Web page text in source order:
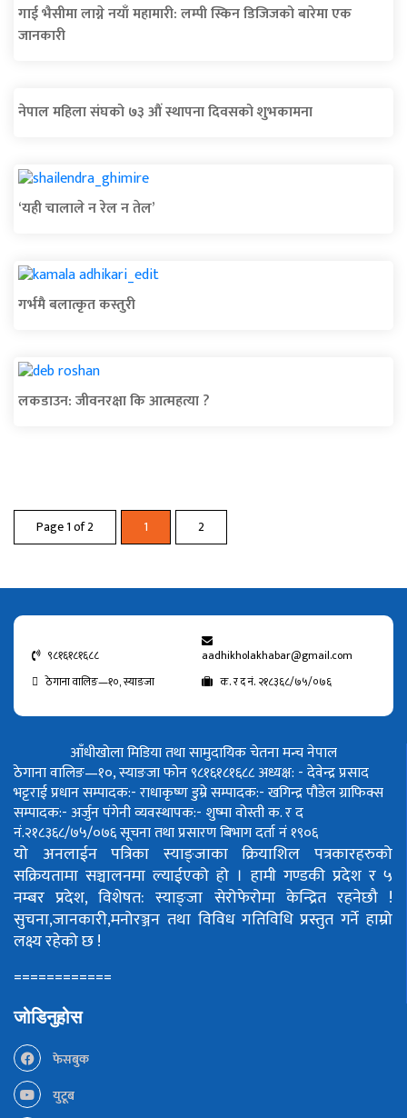
गाई भैसीमा लाग्ने नयाँ महामारी: लम्पी स्किन डिजिजको बारेमा एक
जानकारी
नेपाल महिला संघको ७३ औं स्थापना दिवसको शुभकामना
‘यही चालाले न रेल न तेल’
गर्भमै बलात्कृत कस्तुरी
लकडाउन: जीवनरक्षा कि आत्महत्या ?
Page 1 of 2 1 2
९८१६१८१६८८
aadhikholakhabar@gmail.com
ठेगाना वालिङ—१०, स्याङजा
क. र द नं. २१८३६८/७५/०७६
आँधीखोला मिडिया तथा सामुदायिक चेतना मन्च नेपाल
ठेगाना वालिङ—१०, स्याङजा फोन ९८१६१८१६८८अध्यक्ष: - देवेन्द्र प्रसाद
भट्टराईप्रधान सम्पादक:- राधाकृष्ण डुम्रेसम्पादक:- खगिन्द्र पौडेलग्राफिक्स
सम्पादक:- अर्जुन पंगेनीव्यवस्थापक:- शुष्मा वोस्तीक. र द
नं.२१८३६८/७५/०७६सूचना तथा प्रसारण बिभाग दर्ता नं १९०६
यो अनलाईन पत्रिका स्याङ्जाका क्रियाशिल पत्रकारहरुको
सक्रियतामा सञ्चालनमा ल्याईएको हो । हामी गण्डकी प्रदेश र ५
नम्बर प्रदेश, विशेषत: स्याङ्जा सेरोफेरोमा केन्द्रित रहनेछौ !
सुचना,जानकारी,मनोरञ्जन तथा विविध गतिविधि प्रस्तुत गर्ने हाम्रो
लक्ष्य रहेको छ !
============
जोडिनुहोस
फेसबुक
युटूब